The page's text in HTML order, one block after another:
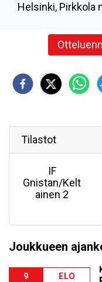
Helsinki, Pirkkola
Tilastot
IF
Gnistan/Kelt
ainen 2
Joukkueen
9 ELO